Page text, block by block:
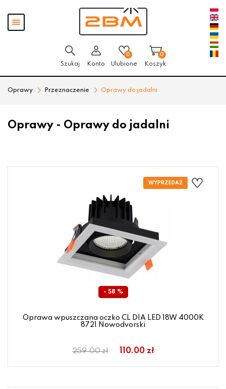
Pokaż
menu
Szukaj Konto
0
Ulubione
0
Koszyk
Oprawy Przeznaczenie Oprawy do jadalni
Oprawy - Oprawy do jadalni
- 58 %
Oprawa wpuszczana oczko CL DIA LED 18W 4000K
8721 Nowodvorski
259.00 zł 110.00 zł